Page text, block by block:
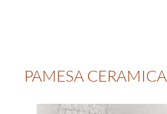
PAMESA CERAMICA